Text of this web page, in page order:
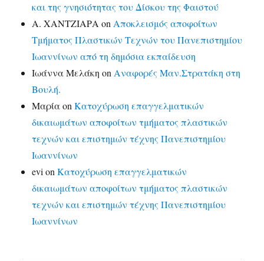
και της γνησιότητας του Δίσκου της Φαιστού
Α. ΧΑΝΤΖΙΑΡΑ on Αποκλεισμός αποφοίτων
Τμήματος Πλαστικών Τεχνών του Πανεπιστημίου
Ιωαννίνων από τη δημόσια εκπαίδευση
Ιωάννα Μελάκη on Αναφορές Μαν.Στρατάκη στη
Βουλή.
ΜαρίαonΚατοχύρωση επαγγελματικών
δικαιωμάτων αποφοίτων τμήματος πλαστικών
τεχνών και επιστημών τέχνης Πανεπιστημίου
Ιωαννίνων
evi onΚατοχύρωση επαγγελματικών
δικαιωμάτων αποφοίτων τμήματος πλαστικών
τεχνών και επιστημών τέχνης Πανεπιστημίου
Ιωαννίνων